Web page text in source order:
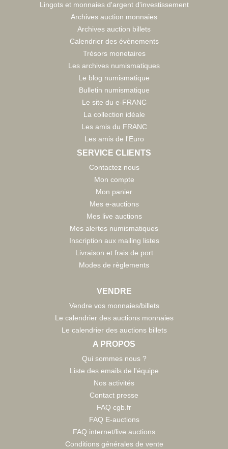
Lingots et monnaies d'argent d'investissement
Archives auction monnaies
Archives auction billets
Calendrier des évènements
Trésors monetaires
Les archives numismatiques
Le blog numismatique
Bulletin numismatique
Le site du e-FRANC
La collection idéale
Les amis du FRANC
Les amis de l'Euro
SERVICE CLIENTS
Contactez nous
Mon compte
Mon panier
Mes e-auctions
Mes live auctions
Mes alertes numismatiques
Inscription aux mailing listes
Livraison et frais de port
Modes de règlements
VENDRE
Vendre vos monnaies/billets
Le calendrier des auctions monnaies
Le calendrier des auctions billets
A PROPOS
Qui sommes nous ?
Liste des emails de l'équipe
Nos activités
Contact presse
FAQ cgb.fr
FAQ E-auctions
FAQ internet/live auctions
Conditions générales de vente